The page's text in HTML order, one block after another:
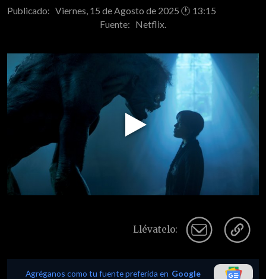
Publicado: Viernes, 15 de Agosto de 2025 🕐 13:15
Fuente: Netflix.
Video
Llévatelo:
Agréganos como tu fuente preferida en Google